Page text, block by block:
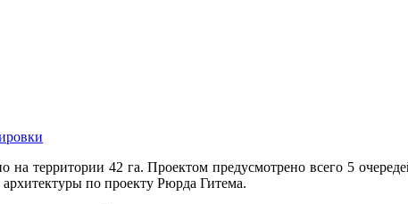
на территории 42 га. Проектом предусмотрено всего 5
по проекту Рюрда Гитема.